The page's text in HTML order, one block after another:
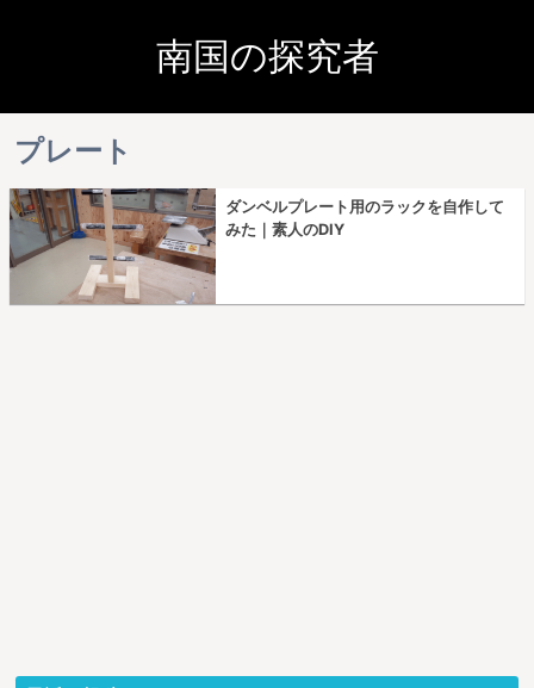
南国の探究者
プレート
ダンベルプレート用のラックを自作して
みた｜素人のDIY